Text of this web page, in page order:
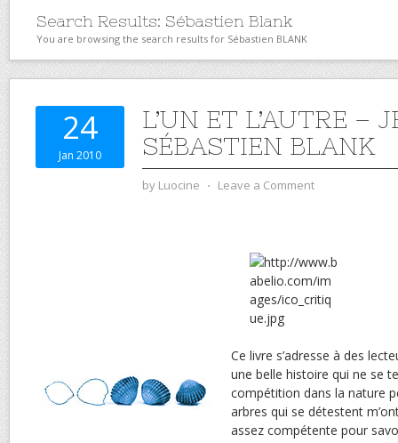
Search Results: Sébastien Blank
You are browsing the search results for Sébastien BLANK
24
Jan 2010
L’UN ET L’AUTRE –
SÉBASTIEN BLANK
by Luocine ⋅ Leave a Comment
Ce livre s’adresse à des
une belle histoire qui ne se
compétition dans la nature
arbres qui se détestent
assez compétente pour